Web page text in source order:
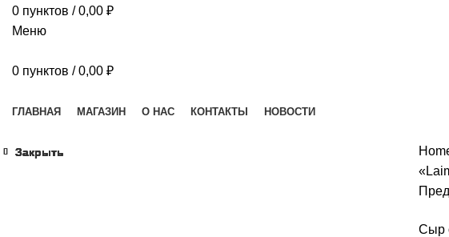
0 пунктов / 0,00 ₽
Меню
0 пунктов / 0,00 ₽
ГЛАВНАЯ МАГАЗИН О НАС КОНТАКТЫ
НОВОСТИ
Сыр
Закрыть
Закрыть
Закрыть
Закрыть
Закрыть
Закрыть
Закрыть
Закрыть